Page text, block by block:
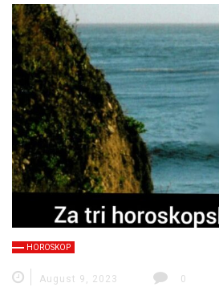
HOROSKOP
August 9, 2023 0